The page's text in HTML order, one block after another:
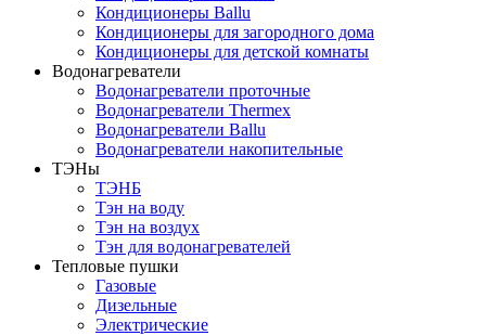
Кондиционеры Ballu
Кондиционеры для загородного дома
Кондиционеры для детской комнаты
Водонагреватели
Водонагреватели проточные
Водонагреватели Thermex
Водонагреватели Ballu
Водонагреватели накопительные
ТЭНы
ТЭНБ
Тэн на воду
Тэн на воздух
Тэн для водонагревателей
Тепловые пушки
Газовые
Дизельные
Электрические